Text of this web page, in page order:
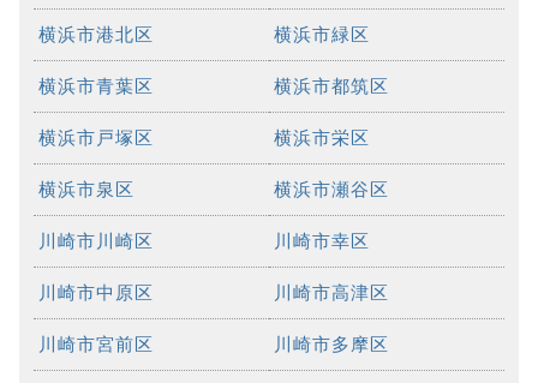
横浜市港北区 横浜市緑区
横浜市青葉区 横浜市都筑区
横浜市戸塚区 横浜市栄区
横浜市泉区 横浜市瀬谷区
川崎市川崎区 川崎市幸区
川崎市中原区 川崎市高津区
川崎市宮前区 川崎市多摩区